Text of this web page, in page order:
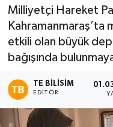
Milliyetçi Hareket
Kahramanmaraş’ta
etkili olan büyük
bağışında
TE BILISIM
EDITÖR
Sivil Toplum
Ekonomi
Magazin
Etkinlikler